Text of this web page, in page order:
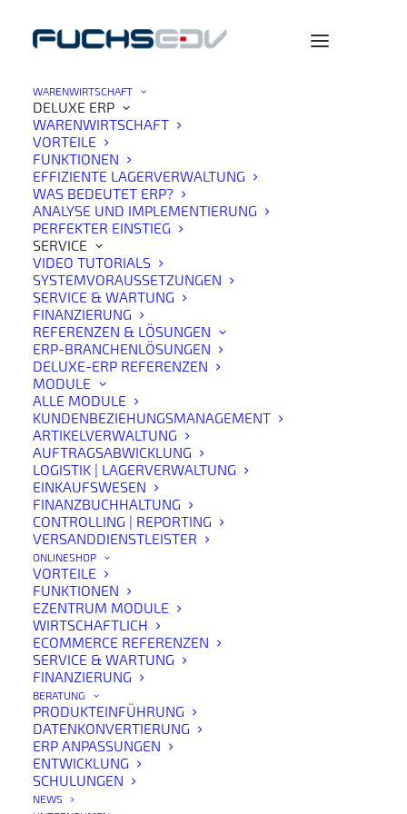
WARENWIRTSCHAFT
DELUXE ERP
WARENWIRTSCHAFT
VORTEILE
FUNKTIONEN
EFFIZIENTE LAGERVERWALTUNG
WAS BEDEUTET ERP?
ANALYSE UND IMPLEMENTIERUNG
PERFEKTER EINSTIEG
SERVICE
VIDEO TUTORIALS
SYSTEMVORAUSSETZUNGEN
SERVICE & WARTUNG
FINANZIERUNG
REFERENZEN & LÖSUNGEN
ERP-BRANCHENLÖSUNGEN
DELUXE-ERP REFERENZEN
MODULE
ALLE MODULE
KUNDENBEZIEHUNGSMANAGEMENT
ARTIKELVERWALTUNG
AUFTRAGSABWICKLUNG
LOGISTIK | LAGERVERWALTUNG
EINKAUFSWESEN
FINANZBUCHHALTUNG
CONTROLLING | REPORTING
VERSANDDIENSTLEISTER
ONLINESHOP
VORTEILE
FUNKTIONEN
EZENTRUM MODULE
WIRTSCHAFTLICH
ECOMMERCE REFERENZEN
SERVICE & WARTUNG
FINANZIERUNG
BERATUNG
PRODUKTEINFÜHRUNG
DATENKONVERTIERUNG
ERP ANPASSUNGEN
ENTWICKLUNG
SCHULUNGEN
NEWS
deLUXE-ERP Modul „KI-
Artikeltexte“: schneller,
konsistenter Produkt-
Content – mit voller
Kontrolle
Produktportfolios wachsen, Varianten nehmen zu und
Vertriebskanäle stellen immer höhere Anforderungen
an Produktinhalte. Während Onlineshops, Kataloge und